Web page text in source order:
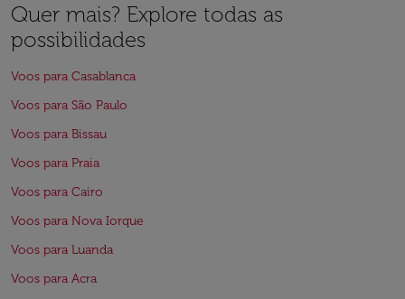
Quer mais? Explore todas as
possibilidades
Voos para Casablanca
Voos para São Paulo
Voos para Bissau
Voos para Praia
Voos para Cairo
Voos para Nova Iorque
Voos para Luanda
Voos para Acra